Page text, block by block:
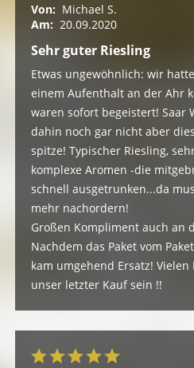
Von: Michael S.
Am: 20.09.2020
Sehr guter Riesling
Etwas ungewöhnlich: wir
einem Aufenthalt an der Ahr
waren sofort begeistert! Saar
dahin noch gar nicht aber
spitze! Typischer Riesling,
komplexe Aromen -die
schnell ausgetrunken...da
mehr nachordern!
Großen Kompliment auch an
Nachdem das Paket vom
kam umgehend Ersatz!
unser letzter Kauf sein !!